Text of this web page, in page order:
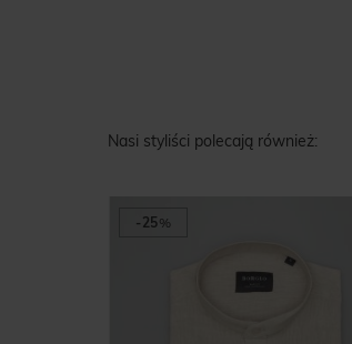
Nasi styliści polecają również:
-25%